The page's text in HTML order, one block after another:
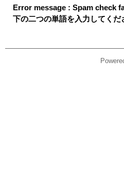
Error message : Spam check
下の二つの単語を入力してくだ